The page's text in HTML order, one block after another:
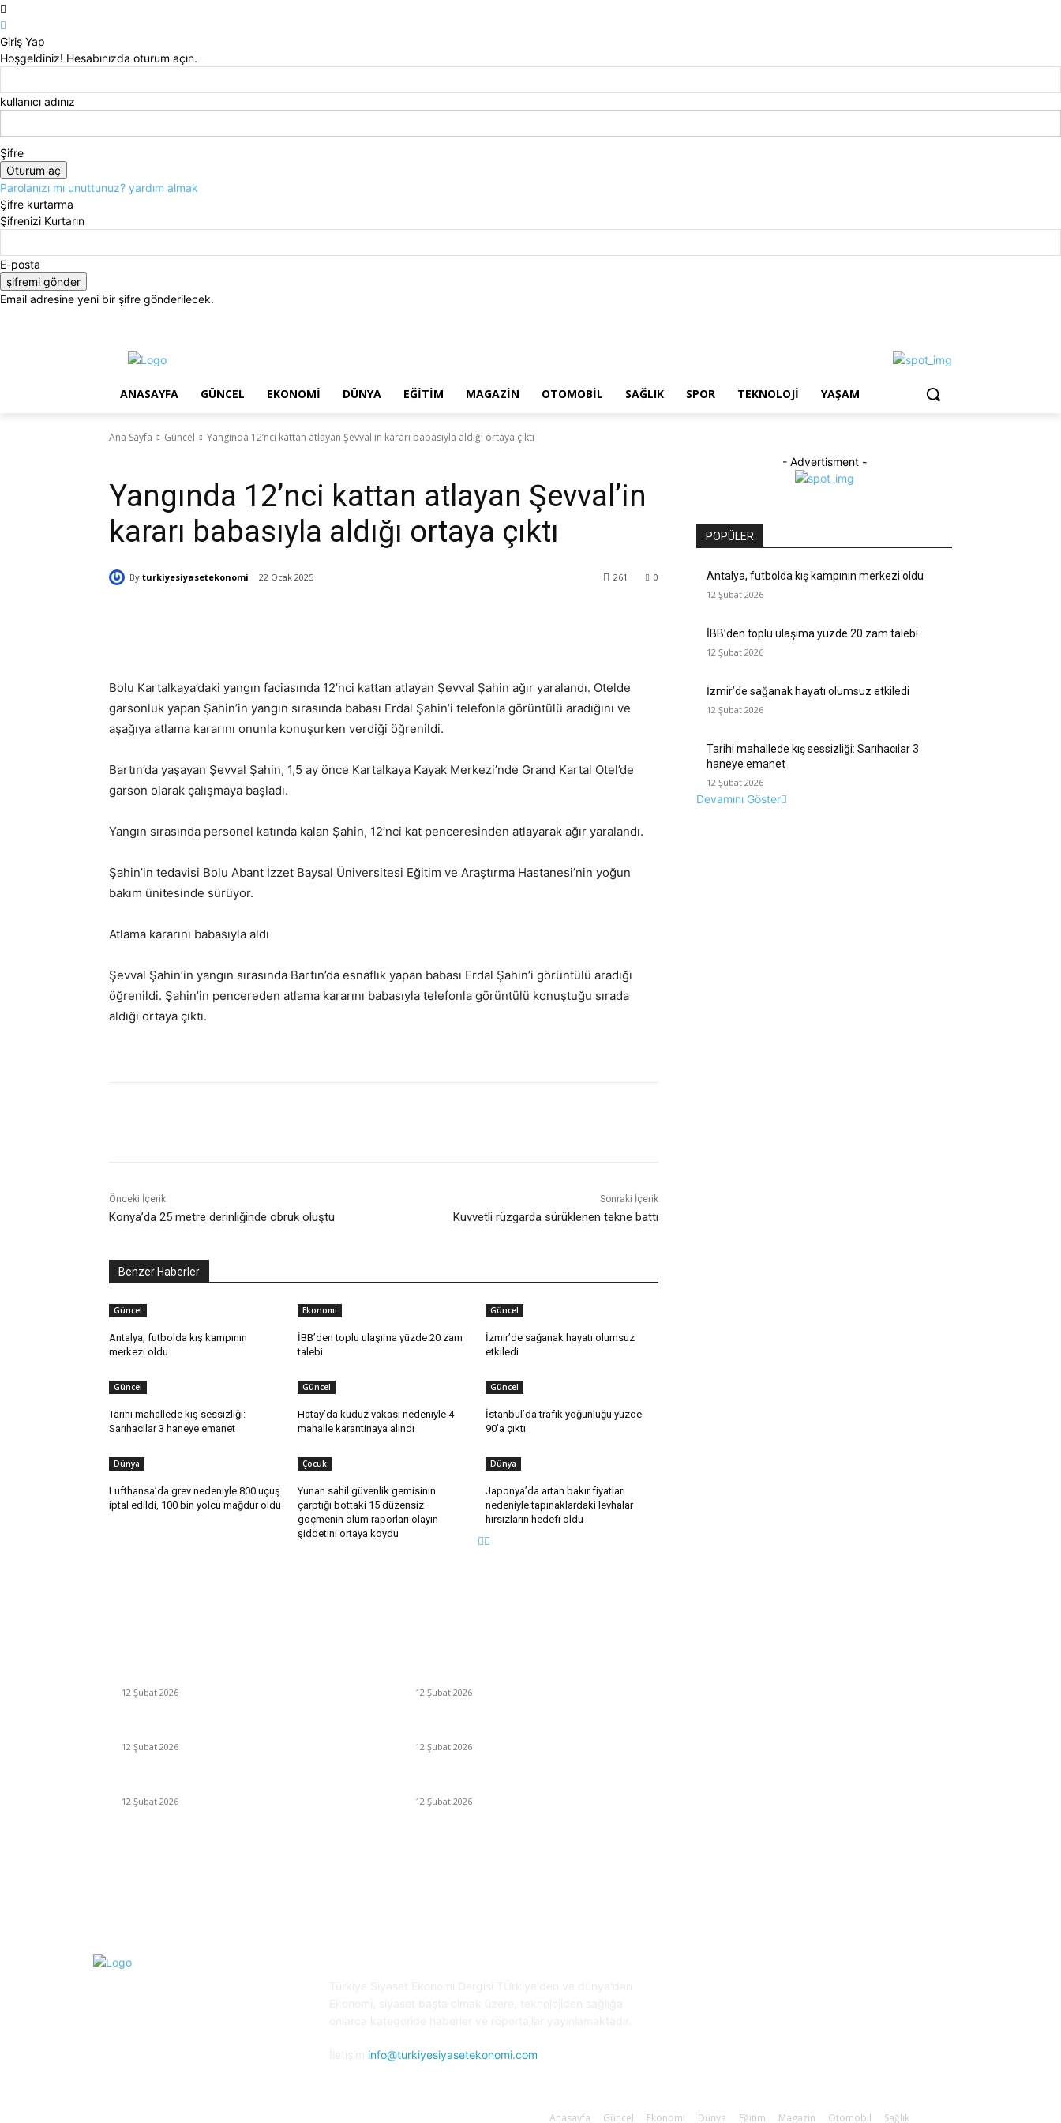
Giriş Yap
Hoşgeldiniz! Hesabınızda oturum açın.
kullanıcı adınız
Şifre
Parolanızı mı unuttunuz? yardım almak
Şifre kurtarma
Şifrenizi Kurtarın
E-posta
Email adresine yeni bir şifre gönderilecek.
ANASAYFA GÜNCEL EKONOMI DÜNYA EĞITIM MAGAZIN OTOMOBIL SAĞLIK SPOR TEKNOLOJI YAŞAM
Ana Sayfa Güncel Yangında 12’nci kattan atlayan Şevval'in kararı babasıyla aldığı ortaya çıktı
Yangında 12’nci kattan atlayan Şevval’in
kararı babasıyla aldığı ortaya çıktı
By turkiyesiyasetekonomi 22 Ocak 2025 0
261
Bolu Kartalkaya’daki yangın faciasında 12’nci kattan atlayan Şevval Şahin ağır yaralandı. Otelde
garsonluk yapan Şahin’in yangın sırasında babası Erdal Şahin’i telefonla görüntülü aradığını ve
aşağıya atlama kararını onunla konuşurken verdiği öğrenildi.
Bartın’da yaşayan Şevval Şahin, 1,5 ay önce Kartalkaya Kayak Merkezi’nde Grand Kartal Otel’de
garson olarak çalışmaya başladı.
Yangın sırasında personel katında kalan Şahin, 12’nci kat penceresinden atlayarak ağır yaralandı.
Şahin’in tedavisi Bolu Abant İzzet Baysal Üniversitesi Eğitim ve Araştırma Hastanesi’nin yoğun
bakım ünitesinde sürüyor.
Atlama kararını babasıyla aldı
Şevval Şahin’in yangın sırasında Bartın’da esnaflık yapan babası Erdal Şahin’i görüntülü aradığı
öğrenildi. Şahin’in pencereden atlama kararını babasıyla telefonla görüntülü konuştuğu sırada
aldığı ortaya çıktı.
Önceki İçerik
Konya’da 25 metre derinliğinde obruk oluştu
Sonraki İçerik
Kuvvetli rüzgarda sürüklenen tekne battı
Benzer Haberler
Güncel
Antalya, futbolda kış kampının
merkezi oldu
Ekonomi
İBB’den toplu ulaşıma yüzde 20 zam
talebi
Güncel
İzmir’de sağanak hayatı olumsuz
etkiledi
Güncel
Tarihi mahallede kış sessizliği:
Sarıhacılar 3 haneye emanet
Güncel
Hatay’da kuduz vakası nedeniyle 4
mahalle karantinaya alındı
Güncel
İstanbul’da trafik yoğunluğu yüzde
90’a çıktı
Dünya
Lufthansa’da grev nedeniyle 800 uçuş
iptal edildi, 100 bin yolcu mağdur oldu
Çocuk
Yunan sahil güvenlik gemisinin
çarptığı bottaki 15 düzensiz
göçmenin ölüm raporları olayın
şiddetini ortaya koydu
Dünya
Japonya’da artan bakır fiyatları
nedeniyle tapınaklardaki levhalar
hırsızların hedefi oldu
- Advertisment -
POPÜLER
Antalya, futbolda kış kampının merkezi oldu
12 Şubat 2026
İBB’den toplu ulaşıma yüzde 20 zam talebi
12 Şubat 2026
İzmir’de sağanak hayatı olumsuz etkiledi
12 Şubat 2026
Tarihi mahallede kış sessizliği: Sarıhacılar 3
haneye emanet
12 Şubat 2026
Devamını Göster
12 Şubat 2026
12 Şubat 2026
12 Şubat 2026
12 Şubat 2026
12 Şubat 2026
12 Şubat 2026
info@turkiyesiyasetekonomi.com
Anasayfa Güncel Ekonomi Dünya Eğitim Magazin Otomobil Sağlık